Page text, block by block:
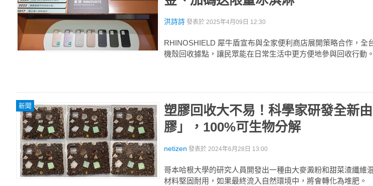
洪詩詩 發表於 2025年4月09日 12:30
RHINOSHIELD 犀牛盾宣布與全家便利商店展開策略合作，全
機殼回收據點，讓民眾能在日常生活中更方便地參與回收行動。
新聞
塑膠回收大不易！科學家研發全新
膠」，100%可生物分解
netizen 發表於 2024年6月28日 13:00
哥本哈根大學的研究人員開發出一種由大麥澱粉和甜菜渣纖維
材料堅固耐用，如果最終流入自然環境中，將會轉化為堆肥。